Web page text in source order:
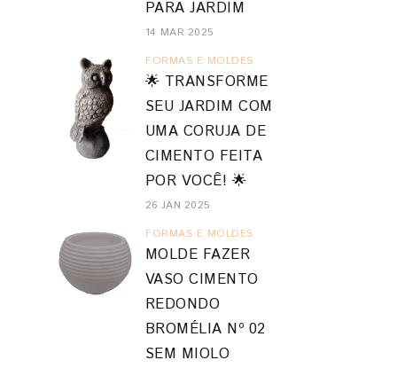
PARA JARDIM
14 MAR 2025
FORMAS E MOLDES
🌟 TRANSFORME
SEU JARDIM COM
UMA CORUJA DE
CIMENTO FEITA
POR VOCÊ! 🌟
26 JAN 2025
FORMAS E MOLDES
MOLDE FAZER
VASO CIMENTO
REDONDO
BROMÉLIA Nº 02
SEM MIOLO